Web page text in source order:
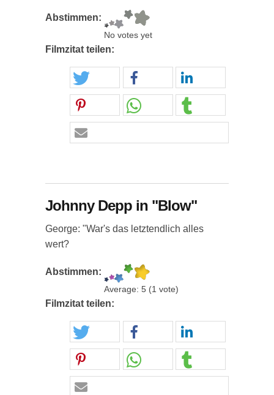
Abstimmen:
No votes yet
Filmzitat teilen:
Johnny Depp in "Blow"
George: "War's das letztendlich alles
wert?
Abstimmen:
Average: 5 (1 vote)
Filmzitat teilen: